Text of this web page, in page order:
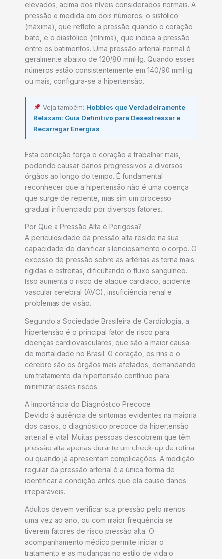
elevados, acima dos níveis considerados normais. A
pressão é medida em dois números: o sistólico
(máxima), que reflete a pressão quando o coração
bate, e o diastólico (mínima), que indica a pressão
entre os batimentos. Uma pressão arterial normal é
geralmente abaixo de 120/80 mmHg. Quando esses
números estão consistentemente em 140/90 mmHg
ou mais, configura-se a hipertensão.
Veja também: Hobbies que Verdadeiramente
Relaxam: Guia Definitivo para Desestressar e
Recarregar Energias
Esta condição força o coração a trabalhar mais,
podendo causar danos progressivos a diversos
órgãos ao longo do tempo. É fundamental
reconhecer que a hipertensão não é uma doença
que surge de repente, mas sim um processo
gradual influenciado por diversos fatores.
Por Que a Pressão Alta é Perigosa?
A periculosidade da pressão alta reside na sua
capacidade de danificar silenciosamente o corpo. O
excesso de pressão sobre as artérias as torna mais
rígidas e estreitas, dificultando o fluxo sanguíneo.
Isso aumenta o risco de ataque cardíaco, acidente
vascular cerebral (AVC), insuficiência renal e
problemas de visão.
Segundo a Sociedade Brasileira de Cardiologia, a
hipertensão é o principal fator de risco para
doenças cardiovasculares, que são a maior causa
de mortalidade no Brasil. O coração, os rins e o
cérebro são os órgãos mais afetados, demandando
um tratamento da hipertensão contínuo para
minimizar esses riscos.
A Importância do Diagnóstico Precoce
Devido à ausência de sintomas evidentes na maioria
dos casos, o diagnóstico precoce da hipertensão
arterial é vital. Muitas pessoas descobrem que têm
pressão alta apenas durante um check-up de rotina
ou quando já apresentam complicações. A medição
regular da pressão arterial é a única forma de
identificar a condição antes que ela cause danos
irreparáveis.
Adultos devem verificar sua pressão pelo menos
uma vez ao ano, ou com maior frequência se
tiverem fatores de risco pressão alta. O
acompanhamento médico permite iniciar o
tratamento e as mudanças no estilo de vida o